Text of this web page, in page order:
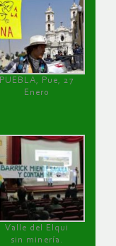
PUEBLA, Pue, 27
Enero
Valle del Elqui
sin minería.